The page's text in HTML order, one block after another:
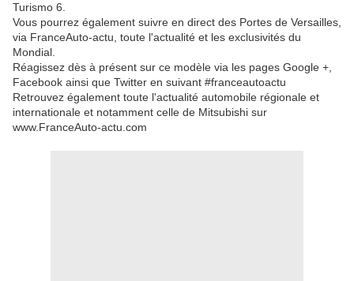
Turismo 6.
Vous pourrez également suivre en direct des Portes de Versailles,
via FranceAuto-actu, toute l'actualité et les exclusivités du
Mondial.
Réagissez dès à présent sur ce modèle via les pages Google +,
Facebook ainsi que Twitter en suivant #franceautoactu
Retrouvez également toute l'actualité automobile régionale et
internationale et notamment celle de Mitsubishi sur
www.FranceAuto-actu.com